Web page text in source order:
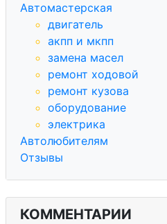
Автомастерская
двигатель
акпп и мкпп
замена масел
ремонт ходовой
ремонт кузова
оборудование
электрика
Автолюбителям
Отзывы
КОММЕНТАРИИ